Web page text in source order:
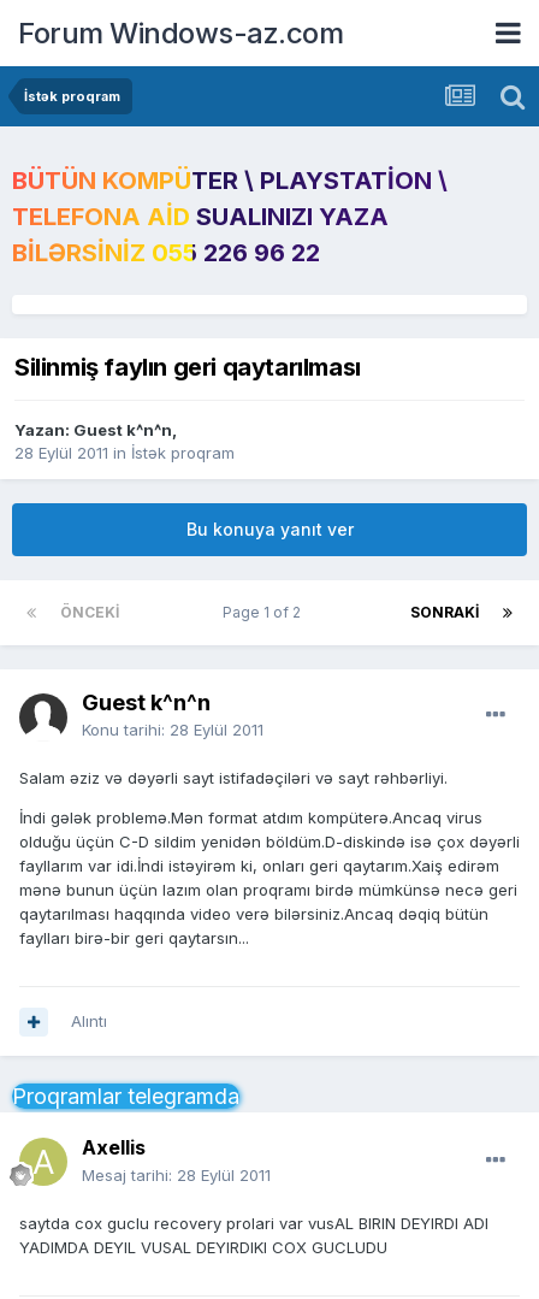
Forum Windows-az.com
İstək proqram
BÜTÜN KOMPÜTER \ PLAYSTATION \
TELEFONA AID SUALINIZI YAZA
BILƏRSINIZ 055 226 96 22
Silinmiş faylın geri qaytarılması
Yazan: Guest k^n^n,
28 Eylül 2011 in İstək proqram
Bu konuya yanıt ver
ÖNCEKI SONRAKI
Page 1 of 2
Guest k^n^n
Konu tarihi: 28 Eylül 2011
Salam əziz və dəyərli sayt istifadəçiləri və sayt rəhbərliyi.
İndi gələk problemə.Mən format atdım kompüterə.Ancaq virus
olduğu üçün C-D sildim yenidən böldüm.D-diskində isə çox dəyərli
fayllarım var idi.İndi istəyirəm ki, onları geri qaytarım.Xaiş edirəm
mənə bunun üçün lazım olan proqramı birdə mümkünsə necə geri
qaytarılması haqqında video verə bilərsiniz.Ancaq dəqiq bütün
faylları birə-bir geri qaytarsın...
Alıntı
Proqramlar telegramda
Axellis
Mesaj tarihi: 28 Eylül 2011
saytda cox guclu recovery prolari var vusAL BIRIN DEYIRDI ADI
YADIMDA DEYIL VUSAL DEYIRDIKI COX GUCLUDU